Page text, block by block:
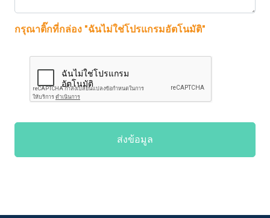
กรุณาติ๊กที่กล่อง "ฉันไม่ใช่โปรแกรมอัตโนมัติ"
ส่งข้อมูล